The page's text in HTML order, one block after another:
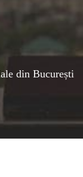
din București